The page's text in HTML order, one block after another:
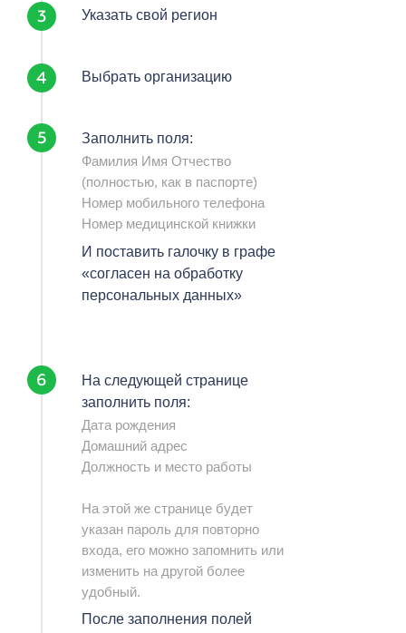
Указать свой регион
Выбрать организацию
Заполнить поля:
На следующей странице
заполнить поля:
Фамилия Имя Отчество
(полностью, как в паспорте)
Номер мобильного телефона
Номер медицинской книжки
Дата рождения
Домашний адрес
Должность и место работы
На этой же странице будет
указан пароль для повторно
входа, его можно запомнить или
изменить на другой более
удобный.
После заполнения полей
И поставить галочку в графе
«согласен на обработку
персональных данных»